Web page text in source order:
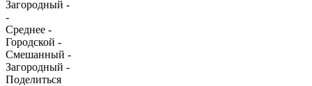
Загородный -
-
Среднее -
Городской -
Смешанный -
Загородный -
Поделиться